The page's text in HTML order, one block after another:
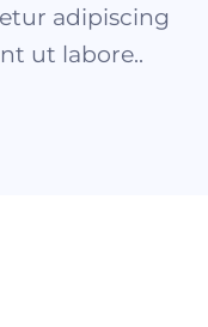
adipiscing
ut labore..